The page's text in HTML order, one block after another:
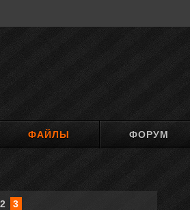
ФАЙЛЫ ФОРУМ
2 3